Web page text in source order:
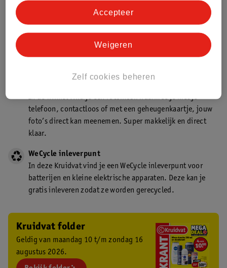
Kruidvat is een gecertificeerd drogist. Dit betekent dat je
In de winkel vind je een fotokiosk waarmee je met je
telefoon, contactloos of met een geheugenkaartje, jouw
foto’s direct kan meenemen. Super makkelijk en direct
klaar.
WeCycle inleverpunt
In deze Kruidvat vind je een WeCycle inleverpunt voor
batterijen en kleine elektrische apparaten. Deze kan je
gratis inleveren zodat ze worden gerecycled.
Kruidvat folder
Geldig van maandag 10 t/m zondag 16
augustus 2026.
Zelf cookies beheren
Weigeren
Accepteer